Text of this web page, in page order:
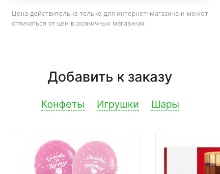
Цена действительна только для интернет-магазина и может
отличаться от цен в розничных магазинах
Добавить к заказу
Конфеты Игрушки Шары